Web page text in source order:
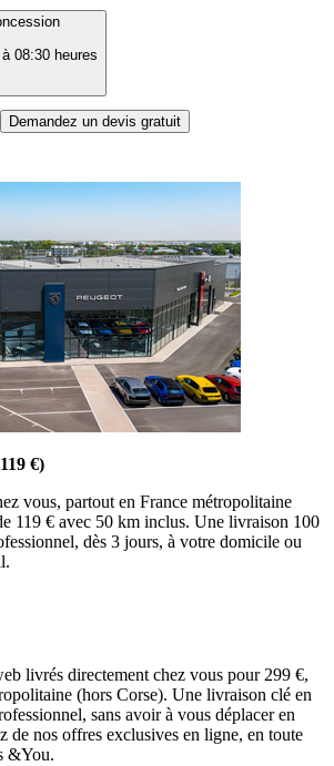
08:30 heures
Demandez un devis gratuit
€)
vous, partout en France métropolitaine
119 € avec 50 km inclus. Une livraison 100
dès 3 jours, à votre domicile ou
livrés directement chez vous pour 299 €,
(hors Corse). Une livraison clé en
sans avoir à vous déplacer en
de nos offres exclusives en ligne, en toute
&You.